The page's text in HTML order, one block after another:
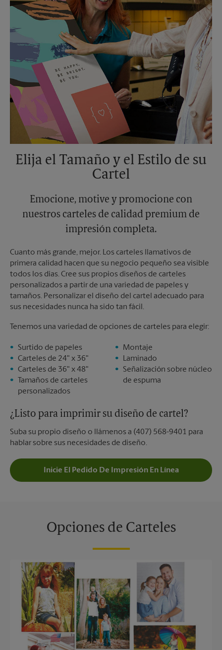
Elija el Tamaño y el Estilo de su
Cartel
Emocione, motive y promocione con
nuestros carteles de calidad premium de
impresión completa.
Cuanto más grande, mejor. Los carteles llamativos de
primera calidad hacen que su negocio pequeño sea visible
todos los días. Cree sus propios diseños de carteles
personalizados a partir de una variedad de papeles y
tamaños. Personalizar el diseño del cartel adecuado para
sus necesidades nunca ha sido tan fácil.
Tenemos una variedad de opciones de carteles para elegir:
Surtido de papeles
Carteles de 24" x 36"
Carteles de 36" x 48"
Tamaños de carteles
personalizados
Montaje
Laminado
Señalización sobre núcleo
de espuma
¿Listo para imprimir su diseño de cartel?
Suba su propio diseño o llámenos a (407) 568-9401 para
hablar sobre sus necesidades de diseño.
Inicie El Pedido De Impresión En Línea
Opciones de Carteles